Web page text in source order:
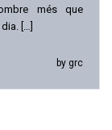
més que
[…]
by grc